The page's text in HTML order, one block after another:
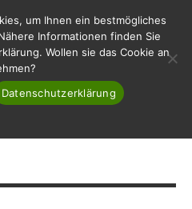
um Ihnen ein bestmögliches
Informationen finden Sie
Wollen sie das Cookie an
Datenschutzerklärung